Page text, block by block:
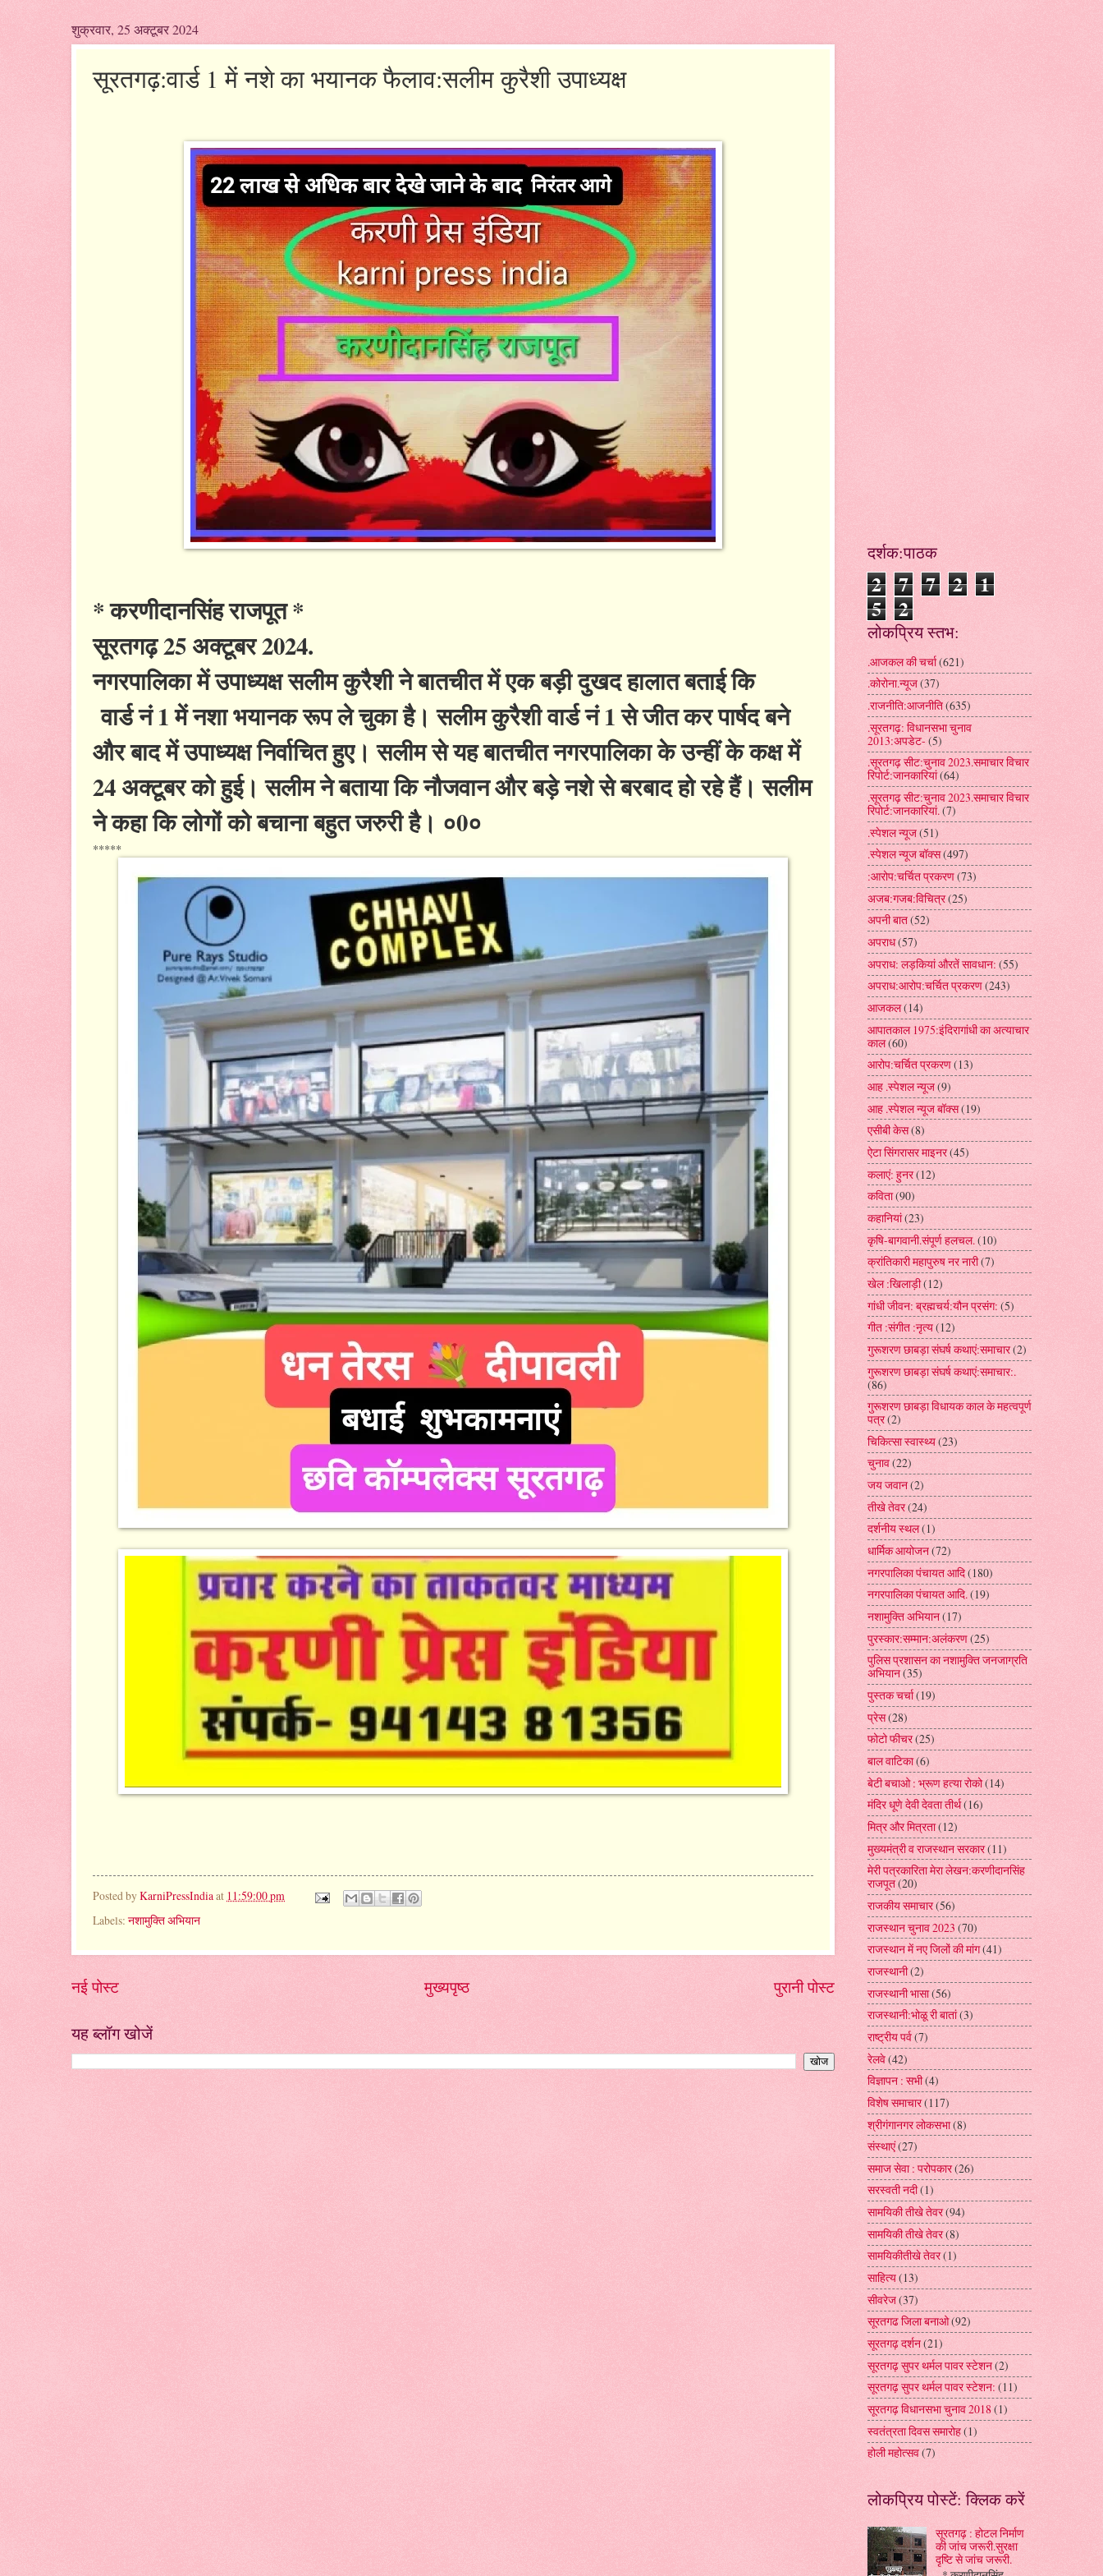
शुक्रवार, 25 अक्टूबर 2024
सूरतगढ़:वार्ड 1 में नशे का भयानक फैलाव:सलीम कुरैशी उपाध्यक्ष
* करणीदानसिंह राजपूत *
सूरतगढ़ 25 अक्टूबर 2024.
नगरपालिका में उपाध्यक्ष सलीम कुरैशी ने बातचीत में एक बड़ी दुखद हालात बताई कि
वार्ड नं 1 में नशा भयानक रूप ले चुका है। सलीम कुरैशी वार्ड नं 1 से जीत कर पार्षद बने
और बाद में उपाध्यक्ष निर्वाचित हुए। सलीम से यह बातचीत नगरपालिका के उन्हीं के कक्ष में
24 अक्टूबर को हुई। सलीम ने बताया कि नौजवान और बड़े नशे से बरबाद हो रहे हैं। सलीम
ने कहा कि लोगों को बचाना बहुत जरुरी है। ०0०
*****
Posted byKarniPressIndiaat 11:59:00 pm
Labels: नशामुक्ति अभियान
नई पोस्ट पुरानी पोस्ट
मुख्यपृष्ठ
यह ब्लॉग खोजें
दर्शक:पाठक
2 7 7 2 1
5 2
लोकप्रिय स्तभ:
.आजकल की चर्चा(621)
.कोरोना.न्यूज(37)
.राजनीति:आजनीति(635)
.सूरतगढ़: विधानसभा चुनाव
2013:अपडेट- (5)
.सूरतगढ़ सीट:चुनाव 2023.समाचार विचार
रिपोर्ट:जानकारियां(64)
.सूरतगढ़ सीट:चुनाव 2023.समाचार विचार
रिपोर्ट:जानकारियां.(7)
.स्पेशल न्यूज(51)
.स्पेशल न्यूज बॉक्स(497)
:आरोप:चर्चित प्रकरण(73)
अजब:गजब:विचित्र(25)
अपनी बात(52)
अपराध(57)
अपराध: लड़कियां औरतें सावधान: (55)
अपराध:आरोप:चर्चित प्रकरण(243)
आजकल(14)
आपातकाल 1975:इंदिरागांधी का अत्याचार
काल(60)
आरोप:चर्चित प्रकरण(13)
आह .स्पेशल न्यूज(9)
आह .स्पेशल न्यूज बॉक्स(19)
एसीबी केस(8)
ऐटा सिंगरासर माइनर(45)
कलाएं: हुनर(12)
कविता(90)
कहानियां(23)
कृषि-बागवानी.संपूर्ण हलचल. (10)
क्रांतिकारी महापुरुष नर नारी(7)
खेल :खिलाड़ी(12)
गांधी जीवन: ब्रह्मचर्य:यौन प्रसंग: (5)
गीत :संगीत :नृत्य(12)
गुरूशरण छाबड़ा संघर्ष कथाएं:समाचार(2)
गुरूशरण छाबड़ा संघर्ष कथाएं:समाचार:.
(86)
गुरूशरण छाबड़ा विधायक काल के महत्वपूर्ण
पत्र(2)
चिकित्सा स्वास्थ्य(23)
चुनाव(22)
जय जवान(2)
तीखे तेवर(24)
दर्शनीय स्थल(1)
धार्मिक आयोजन(72)
नगरपालिका पंचायत आदि(180)
नगरपालिका पंचायत आदि.(19)
नशामुक्ति अभियान(17)
पुरस्कार:सम्मान:अलंकरण(25)
पुलिस प्रशासन का नशामुक्ति जनजाग्रति
अभियान(35)
पुस्तक चर्चा(19)
प्रेस(28)
फोटो फीचर(25)
बाल वाटिका(6)
बेटी बचाओ : भ्रूण हत्या रोको(14)
मंदिर धूणे देवी देवता तीर्थ(16)
मित्र और मित्रता(12)
मुख्यमंत्री व राजस्थान सरकार(11)
मेरी पत्रकारिता मेरा लेखन:करणीदानसिंह
राजपूत(20)
राजकीय समाचार(56)
राजस्थान चुनाव 2023 (70)
राजस्थान में नए जिलों की मांग(41)
राजस्थानी(2)
राजस्थानी भासा(56)
राजस्थानी:भोळू री बातां(3)
राष्ट्रीय पर्व(7)
रेलवे(42)
विज्ञापन : सभी(4)
विशेष समाचार(117)
श्रीगंगानगर लोकसभा(8)
संस्थाएं(27)
समाज सेवा : परोपकार(26)
सरस्वती नदी(1)
सामयिकी तीखे तेवर(94)
सामयिकी तीखे तेवर(8)
सामयिकीतीखे तेवर(1)
साहित्य(13)
सीवरेज(37)
सूरतगढ जिला बनाओ(92)
सूरतगढ़ दर्शन(21)
सूरतगढ़ सुपर थर्मल पावर स्टेशन(2)
सूरतगढ़ सुपर थर्मल पावर स्टेशन: (11)
सूरतगढ़ विधानसभा चुनाव 2018(1)
स्वतंत्रता दिवस समारोह(1)
होली महोत्सव(7)
लोकप्रिय पोस्टें: क्लिक करें
सूरतगढ़ : होटल निर्माण
की जांच जरूरी.सुरक्षा
दृष्टि से जांच जरूरी.